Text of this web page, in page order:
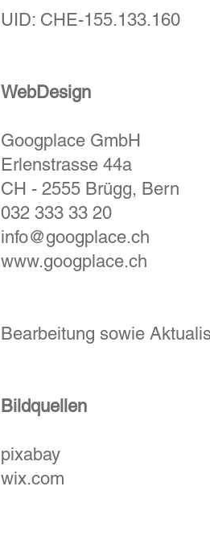
UID: CHE-155.133.160
WebDesign
Googplace GmbH
Erlenstrasse 44a
CH - 2555 Brügg, Bern
032 333 33 20
info@googplace.ch
www.googplace.ch
Bearbeitung sowie
Bildquellen
pixabay
wix.com